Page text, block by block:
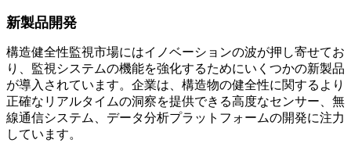
新製品開発
構造健全性監視市場にはイノベーションの波が押し寄せてお
り、監視システムの機能を強化するためにいくつかの新製品
が導入されています。企業は、構造物の健全性に関するより
正確なリアルタイムの洞察を提供できる高度なセンサー、無
線通信システム、データ分析プラットフォームの開発に注力
しています。